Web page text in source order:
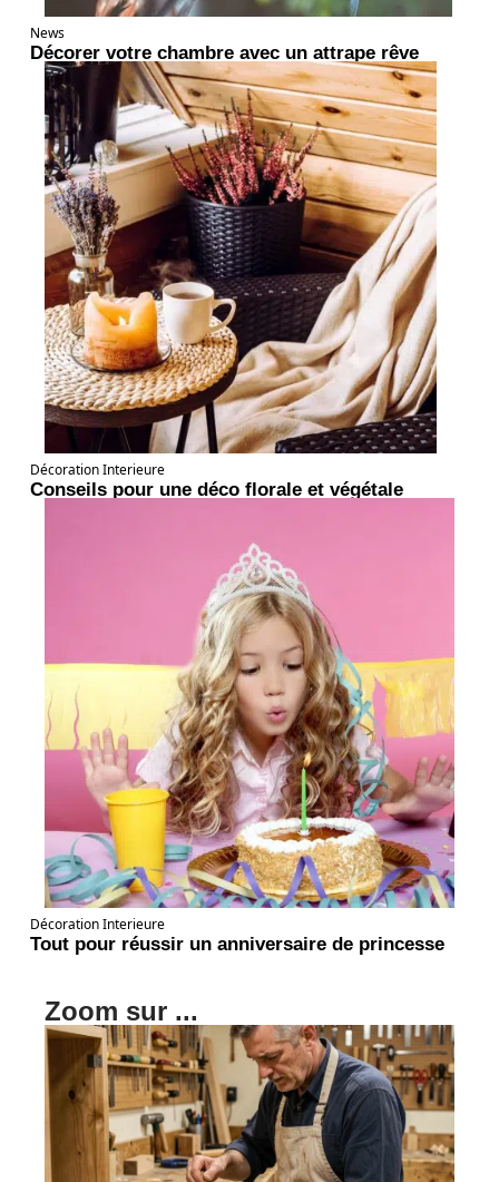
News
Décorer votre chambre avec un attrape rêve
Décoration Interieure
Conseils pour une déco florale et végétale
Décoration Interieure
Tout pour réussir un anniversaire de princesse
Zoom sur ...